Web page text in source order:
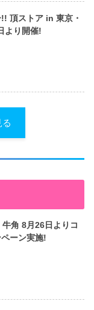
頂ストア in 東京・
より開催!
牛角 8月26日よりコ
ーン実施!